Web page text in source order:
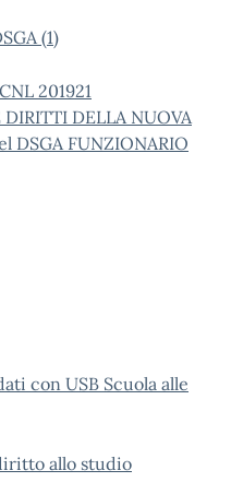
(1)
201921
DELLA NUOVA
DSGA FUNZIONARIO
con USB Scuola alle
allo studio